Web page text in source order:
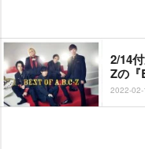
2/14
Zの『
2022-02-